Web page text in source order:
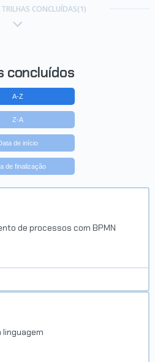
CONCLUÍDAS(1)
concluídos
A-Z
Z-A
de início
de finalização
de processos com BPMN
linguagem